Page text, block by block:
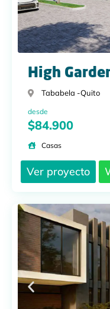
High
Tababela -Quito
desde
$84.900
Casas
Ver proyecto